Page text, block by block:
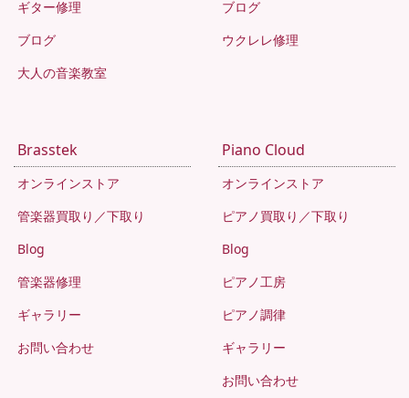
ギター修理
ブログ
大人の音楽教室
ブログ
ウクレレ修理
Brasstek
オンラインストア
管楽器買取り／下取り
Blog
管楽器修理
ギャラリー
お問い合わせ
Piano Cloud
オンラインストア
ピアノ買取り／下取り
Blog
ピアノ工房
ピアノ調律
ギャラリー
お問い合わせ